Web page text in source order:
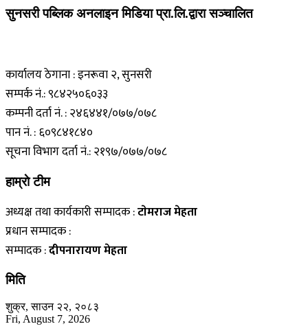
सुनसरी पब्लिक अनलाइन मिडिया प्रा.लि.द्वारा सञ्चालित
कार्यालय ठेगाना : इनरूवा २, सुनसरी
सम्पर्क नं.: ९८४२५०६०३३
कम्पनी दर्ता नं. : २४६४४१/०७७/०७८
पान नं. : ६०९८४१८४०
सूचना विभाग दर्ता नं.: २१९७/०७७/०७८
हाम्राे टीम
अध्यक्ष तथा कार्यकारी सम्पादक :टाेमराज मेहता
प्रधान सम्पादक :
सम्पादक :दीपनारायण मेहता
मिति
शुक्र, साउन २२, २०८३
Fri, August 7, 2026